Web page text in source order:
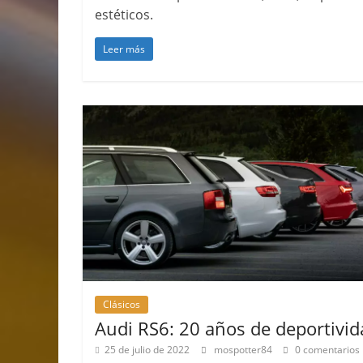
estéticos.
Leer más
Clásicos
Audi RS6: 20 años de
25 de julio de 2022 mospotter84
0 comentarios
Clase S
años de
Mercedes-
31 de enero de
Seguridad
Llamada a
Mercedes
entre 2017-
4 de septiembre de
0